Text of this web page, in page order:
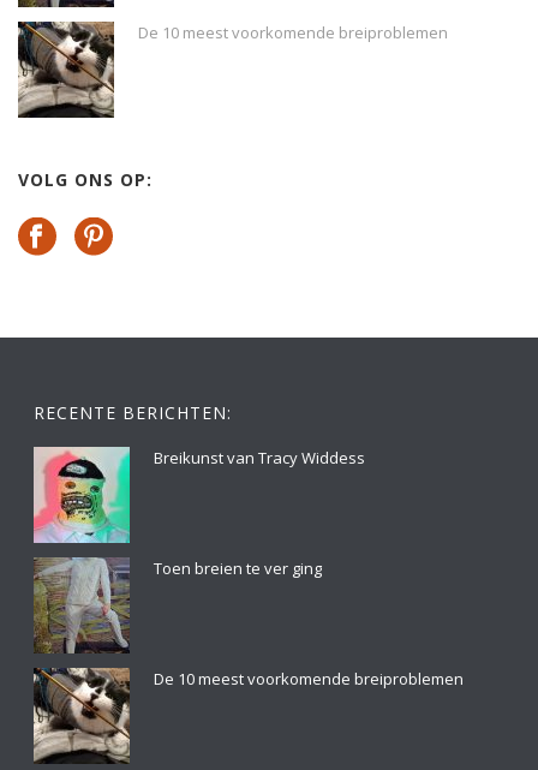
De 10 meest voorkomende breiproblemen
VOLG ONS OP:
RECENTE BERICHTEN:
Breikunst van Tracy Widdess
Toen breien te ver ging
De 10 meest voorkomende breiproblemen